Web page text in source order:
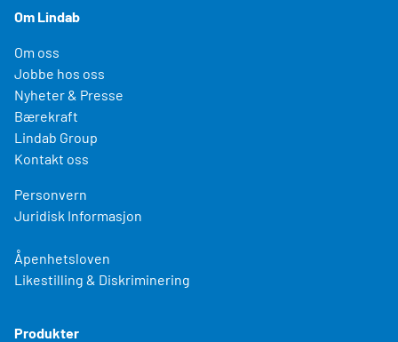
Om Lindab
Om oss
Jobbe hos oss
Nyheter & Presse
Bærekraft
Lindab Group
Kontakt oss
Personvern
Juridisk Informasjon
Åpenhetsloven
Likestilling & Diskriminering
Produkter